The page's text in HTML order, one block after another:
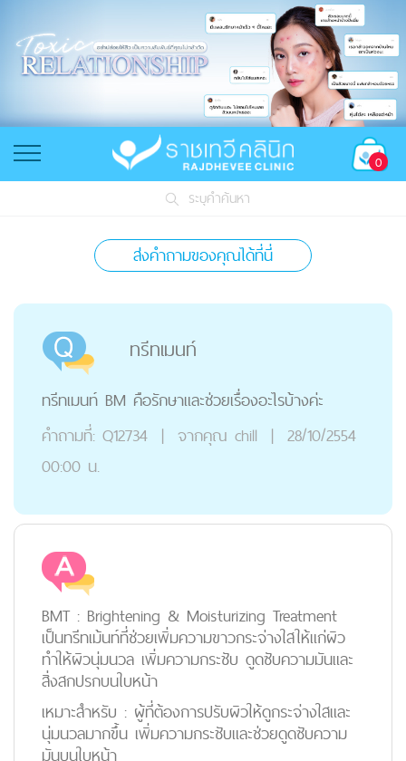
0
ระบุคำค้นหา
ส่งคำถามของคุณได้ที่นี่
ทรีทเมนท์
ทรีทเมนท์ BM คือรักษาและช่วยเรื่องอะไรบ้างค่ะ
คำถามที่: Q12734 | จากคุณ chill | 28/10/2554
00:00 น.
BMT : Brightening & Moisturizing Treatment
เป็นทรีทเม้นท์ที่ช่วยเพิ่มความขาวกระจ่างใสให้แก่ผิว
ทำให้ผิวนุ่มนวล เพิ่มความกระชับ ดูดซับความมันและ
สิ่งสกปรกบนใบหน้า
เหมาะสำหรับ : ผู้ที่ต้องการปรับผิวให้ดูกระจ่างใสและ
นุ่มนวลมากขึ้น เพิ่มความกระชับและช่วยดูดซับความ
มันบนใบหน้า